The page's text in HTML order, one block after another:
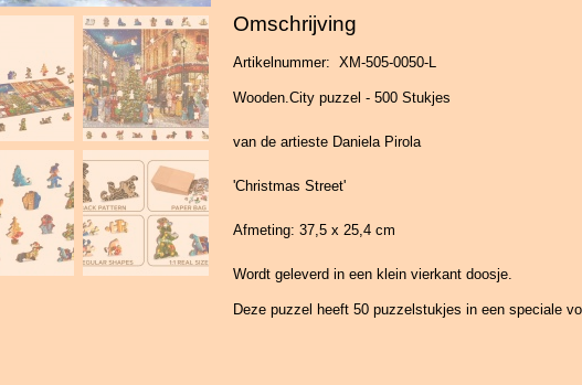
Omschrijving
Artikelnummer: XM-505-0050-L
Wooden.City puzzel - 500 Stukjes
van de artieste Daniela Pirola
'Christmas Street'
Afmeting: 37,5 x 25,4 cm
Wordt geleverd in een klein vierkant doosje.
Deze puzzel heeft 50 puzzelstukjes in een speciale